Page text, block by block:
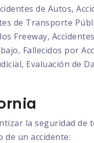
de Autos,
de Transporte
Freeway,
Fallecidos por
Evaluación de
la seguridad de
de un accidente: